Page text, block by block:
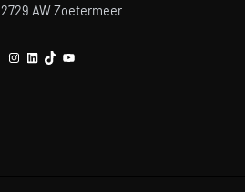
2729 AW Zoetermeer
Instagram
LinkedIn
TikTokYouTube